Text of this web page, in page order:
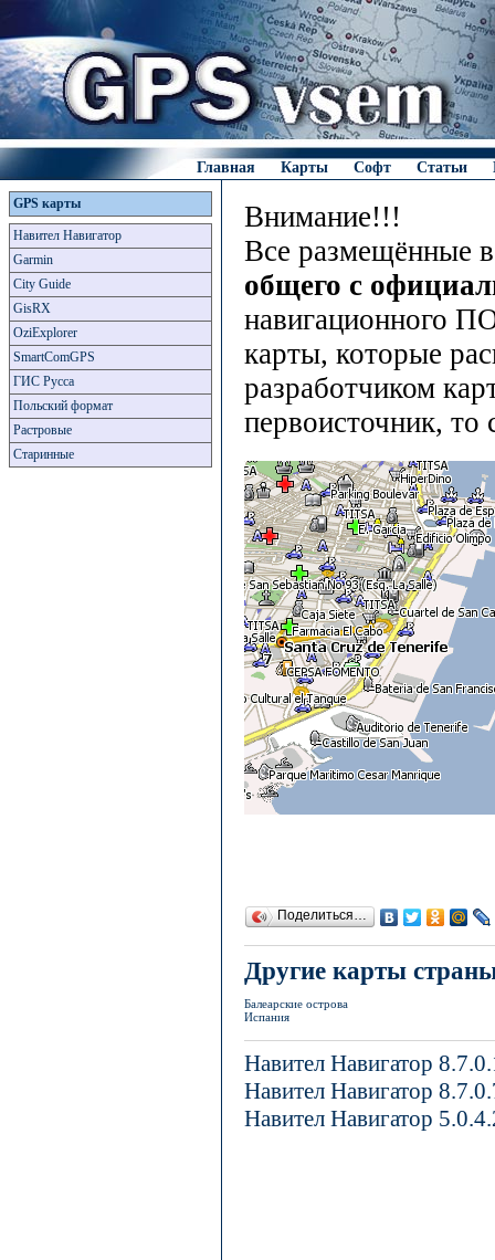
Главная Карты Софт Статьи
GPS карты
Навител Навигатор
Garmin
City Guide
GisRX
OziExplorer
SmartComGPS
ГИС Русса
Польский формат
Растровые
Старинные
Внимание!!!
Все размещённые
общего с
навигационного
карты, которые
разработчиком
первоисточник,
Поделиться…
Другие карты
Балеарские острова
Испания
Навител Навигатор
Навител Навигатор
Навител Навигатор